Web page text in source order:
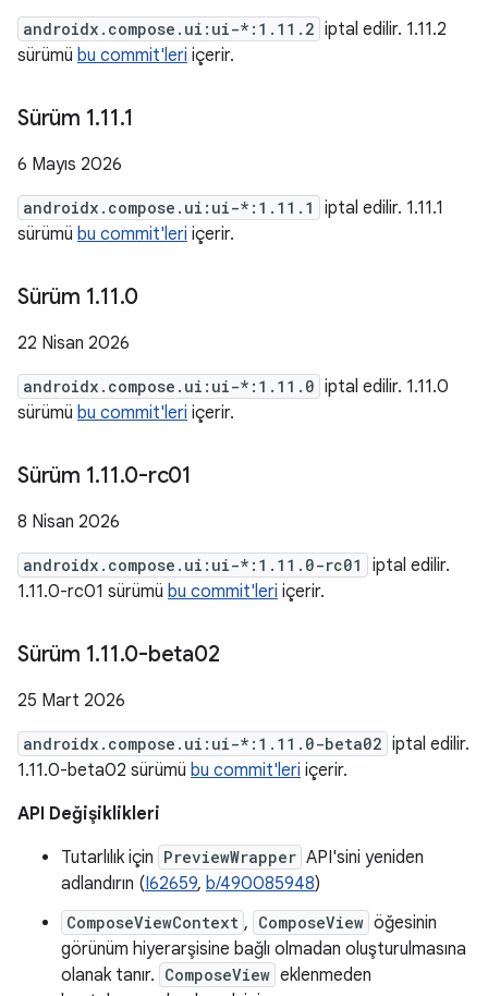
androidx.compose.ui:ui-*:1.11.2 iptal edilir. 1.11.2
sürümü bu commit'leri içerir.
Sürüm 1.11.1
6 Mayıs 2026
androidx.compose.ui:ui-*:1.11.1
iptal edilir. 1.11.1
sürümü bu commit'leri içerir.
Sürüm 1.11.0
22 Nisan 2026
androidx.compose.ui:ui-*:1.11.0 iptal edilir. 1.11.0
sürümü bu commit'leri içerir.
Sürüm 1.11.0-rc01
8 Nisan 2026
androidx.compose.ui:ui-*:1.11.0-rc01
iptal edilir.
1.11.0-rc01 sürümü bu commit'leri içerir.
Sürüm 1.11.0-beta02
25 Mart 2026
androidx.compose.ui:ui-*:1.11.0-beta02 iptal edilir.
1.11.0-beta02 sürümü bu commit'leri içerir.
API Değişiklikleri
Tutarlılık için PreviewWrapper API'sini yeniden
adlandırın (I62659, b/490085948)
ComposeViewContext , ComposeView öğesinin
görünüm hiyerarşisine bağlı olmadan oluşturulmasına
olanak tanır. ComposeView eklenmeden